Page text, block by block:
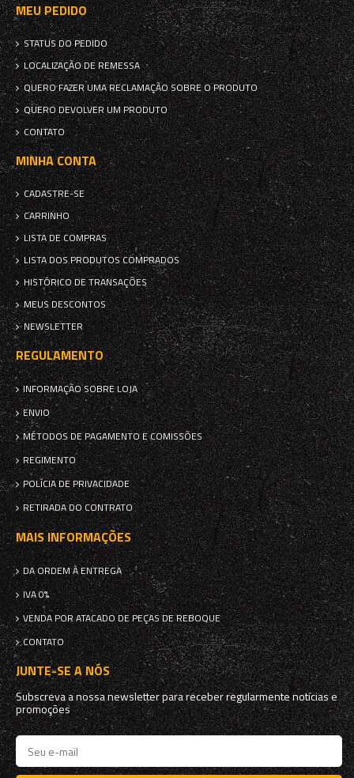
MEU PEDIDO
STATUS DO PEDIDO
LOCALIZAÇÃO DE REMESSA
QUERO FAZER UMA RECLAMAÇÃO SOBRE O PRODUTO
QUERO DEVOLVER UM PRODUTO
CONTATO
MINHA CONTA
CADASTRE-SE
CARRINHO
LISTA DE COMPRAS
LISTA DOS PRODUTOS COMPRADOS
HISTÓRICO DE TRANSAÇÕES
MEUS DESCONTOS
NEWSLETTER
REGULAMENTO
INFORMAÇÃO SOBRE LOJA
ENVIO
MÉTODOS DE PAGAMENTO E COMISSÕES
REGIMENTO
POLÍCIA DE PRIVACIDADE
RETIRADA DO CONTRATO
MAIS INFORMAÇÕES
DA ORDEM À ENTREGA
IVA 0%
VENDA POR ATACADO DE PEÇAS DE REBOQUE
CONTATO
JUNTE-SE A NÓS
Subscreva a nossa newsletter para receber regularmente notícias e
promoções